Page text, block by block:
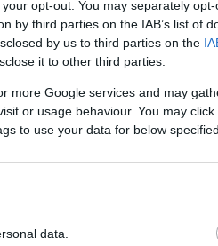
opt-out. You may separately
by third parties on the IAB’s list of
by us to third parties on the
it to other third parties.
more Google services and may
or usage behaviour. You may
to use your data for below
data.
παραιτηθεί
22:32
22:10